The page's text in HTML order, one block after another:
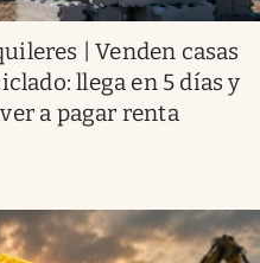
| Venden casas
llega en 5 días y
a pagar renta